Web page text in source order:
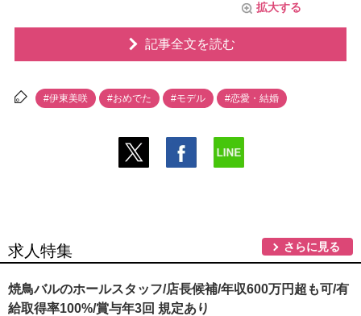
拡大する
記事全文を読む
#伊東美咲 #おめでた #モデル #恋愛・結婚
求人特集 さらに見る
焼鳥バルのホールスタッフ/店長候補/年収600万円超も可/有
給取得率100%/賞与年3回 規定あり